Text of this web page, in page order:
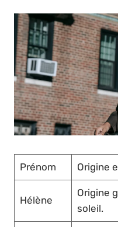
Prénom Origine
Hélène
Origine
soleil.